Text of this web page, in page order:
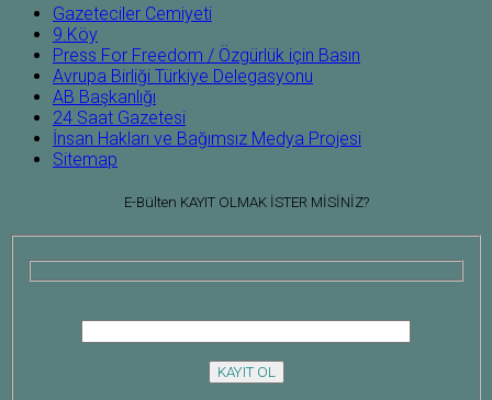
Gazeteciler Cemiyeti
9.Köy
Press For Freedom / Özgürlük için Basın
Avrupa Birliği Türkiye Delegasyonu
AB Başkanlığı
24 Saat Gazetesi
İnsan Hakları ve Bağımsız Medya Projesi
Sitemap
E-Bülten KAYIT OLMAK İSTER MİSİNİZ?